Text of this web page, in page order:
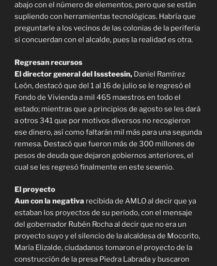
abajo con el número de elementos, pero que se están
supliendo con herramientas tecnológicas. Habría que
preguntarle a los vecinos de las colonias de la periferia
si concuerdan con el alcalde, pues la realidad es otra.
Regresan recursos
El director general del Isssteesin, Daniel Ramírez
León, destacó que del 1 al 16 de julio se le regresó el
Fondo de Vivienda a mil 465 maestros en todo el
estado; mientras que a principios de agosto se les dará
a otros 341 que por motivos diversos no recogieron
ese dinero, así como faltarán mil más para una segunda
remesa. Destacó que fueron más de 300 millones de
pesos de deuda que dejaron gobiernos anteriores, el
cual se les regresó finalmente en este sexenio.
El proyecto
Aun con la negativa recibida de AMLO al decir que ya
estaban los proyectos de su periodo, con el mensaje
del gobernador Rubén Rocha al decir que no era un
proyecto suyo y el silencio de la alcaldesa de Mocorito,
María Elizalde, ciudadanos tomaron el proyecto de la
construcción de la presa Piedra Labrada y buscaron